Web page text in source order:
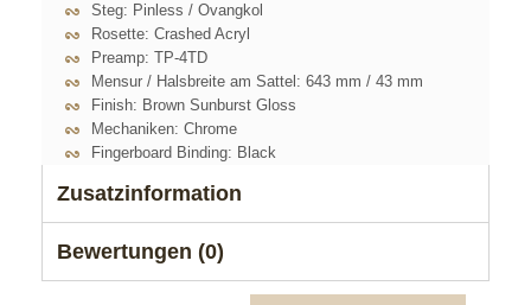
Steg: Pinless / Ovangkol
Rosette: Crashed Acryl
Preamp: TP-4TD
Mensur / Halsbreite am Sattel: 643 mm / 43 mm
Finish: Brown Sunburst Gloss
Mechaniken: Chrome
Fingerboard Binding: Black
Zusatzinformation
Bewertungen (0)